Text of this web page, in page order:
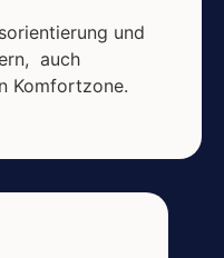
und
auch
Komfortzone.